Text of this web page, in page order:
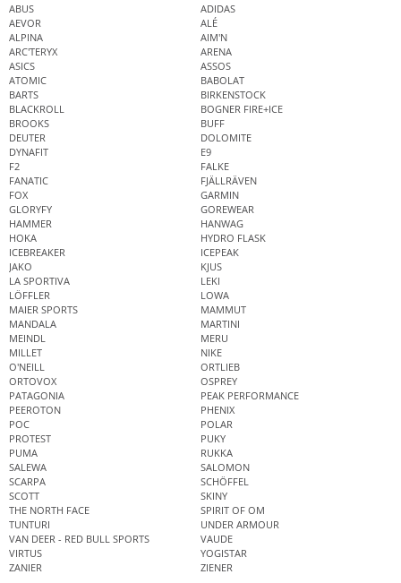
ABUS
ADIDAS
AEVOR
ALÉ
ALPINA
AIM'N
ARC'TERYX
ARENA
ASICS
ASSOS
ATOMIC
BABOLAT
BARTS
BIRKENSTOCK
BLACKROLL
BOGNER FIRE+ICE
BROOKS
BUFF
DEUTER
DOLOMITE
DYNAFIT
E9
F2
FALKE
FANATIC
FJÄLLRÄVEN
FOX
GARMIN
GLORYFY
GOREWEAR
HAMMER
HANWAG
HOKA
HYDRO FLASK
ICEBREAKER
ICEPEAK
JAKO
KJUS
LA SPORTIVA
LEKI
LÖFFLER
LOWA
MAIER SPORTS
MAMMUT
MANDALA
MARTINI
MEINDL
MERU
MILLET
NIKE
O'NEILL
ORTLIEB
ORTOVOX
OSPREY
PATAGONIA
PEAK PERFORMANCE
PEEROTON
PHENIX
POC
POLAR
PROTEST
PUKY
PUMA
RUKKA
SALEWA
SALOMON
SCARPA
SCHÖFFEL
SCOTT
SKINY
THE NORTH FACE
SPIRIT OF OM
TUNTURI
UNDER ARMOUR
VAN DEER - RED BULL SPORTS
VAUDE
VIRTUS
YOGISTAR
ZANIER
ZIENER